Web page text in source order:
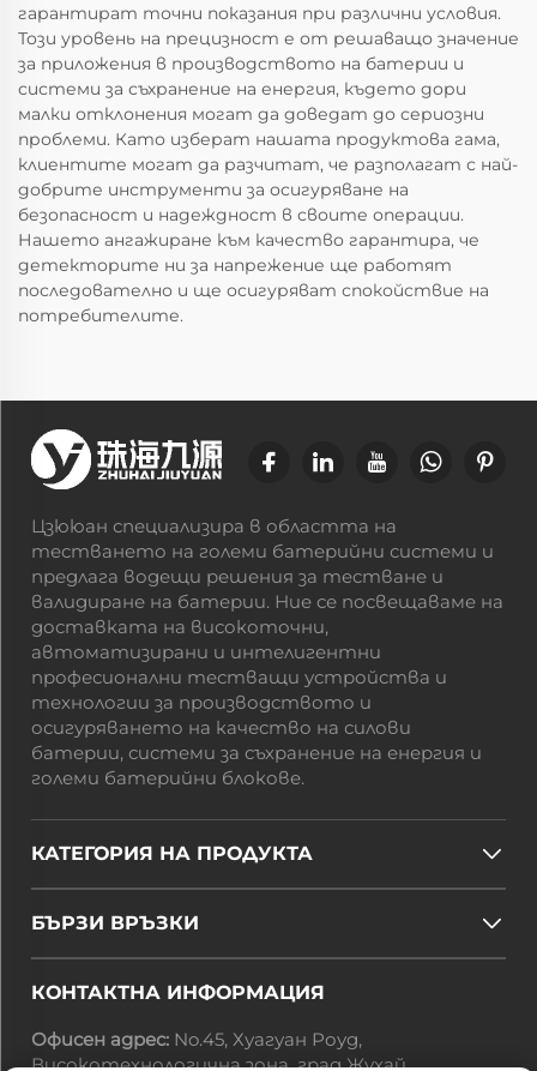
гарантират точни показания при различни условия.
Този уровень на прецизност е от решаващо значение
за приложения в производството на батерии и
системи за съхранение на енергия, където дори
малки отклонения могат да доведат до сериозни
проблеми. Като изберат нашата продуктова гама,
клиентите могат да разчитат, че разполагат с най-
добрите инструменти за осигуряване на
безопасност и надеждност в своите операции.
Нашето ангажиране към качество гарантира, че
детекторите ни за напрежение ще работят
последователно и ще осигуряват спокойствие на
потребителите.
Цзююан специализира в областта на
тестването на големи батерийни системи и
предлага водещи решения за тестване и
валидиране на батерии. Ние се посвещаваме на
доставката на високоточни,
автоматизирани и интелигентни
професионални тестващи устройства и
технологии за производството и
осигуряването на качество на силови
батерии, системи за съхранение на енергия и
големи батерийни блокове.
КАТЕГОРИЯ НА ПРОДУКТА
БЪРЗИ ВРЪЗКИ
КОНТАКТНА ИНФОРМАЦИЯ
Офисен адрес: No.45, Хуагуан Роуд,
Високотехнологична зона, град Жухай,